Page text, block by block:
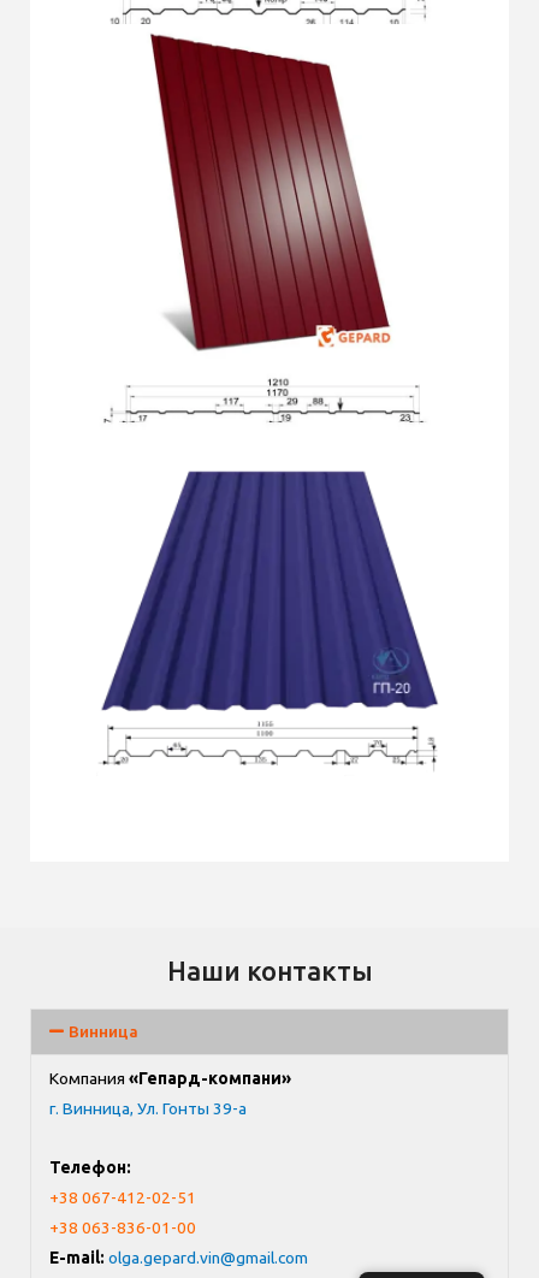
ГП-7
Подробнее
Наши контакты
Винница
Компания «Гепард-компани»
г. Винница, Ул. Гонты 39-а
Телефон:
+38 067-412-02-51
+38 063-836-01-00
E-mail: olga.gepard.vin@gmail.com